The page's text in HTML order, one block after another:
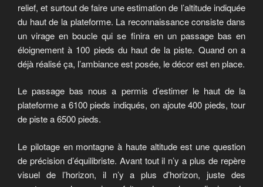
relief, et surtout de faire une estimation de l’altitude indiquée
du haut de la plateforme. La reconnaissance consiste dans
un virage en boucle qui se finira en un passage bas en
éloignement à 100 pieds du haut de la piste. Quand on a
déjà réalisé ça, l’ambiance est posée, le décor est en place.
Le passage bas nous a permis d’estimer le haut de la
plateforme a 6100 pieds indiqués, on ajoute 400 pieds, tour
de piste a 6500 pieds.
Le pilotage en montagne à haute altitude est une question
de précision d’équilibriste. Avant tout il n’y a plus de repère
visuel de l’horizon, il n’y a plus d’horizon, juste des